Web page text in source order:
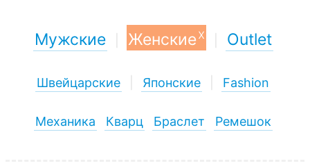
Мужские Женскиеx Outlet
Швейцарские Японские Fashion
Механика Кварц Браслет Ремешок